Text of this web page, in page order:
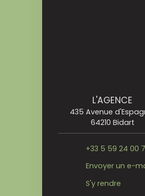
L'AGENCE
435 Avenue
64210 Bidart
+33 5 59 24 00
Envoyer un e-
S'y rendre